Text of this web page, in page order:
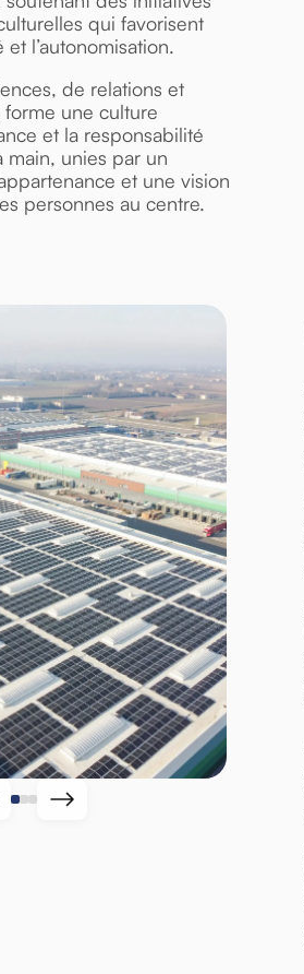
qui favorisent
et l’autonomisation.
de relations et
une culture
et la responsabilité
main, unies par un
et une vision
personnes au centre.